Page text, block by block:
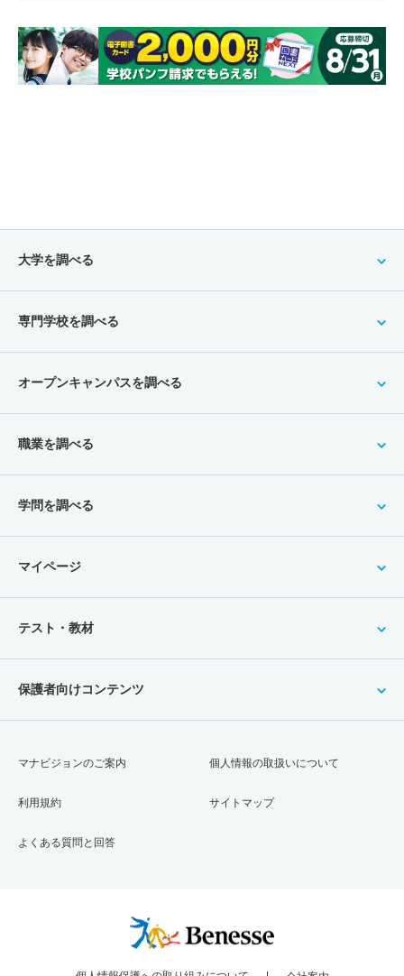
大学を調べる
専門学校を調べる
オープンキャンパスを調べる
職業を調べる
学問を調べる
マイページ
テスト・教材
保護者向けコンテンツ
マナビジョンのご案内
利用規約
よくある質問と回答
個人情報の取扱いについて
サイトマップ